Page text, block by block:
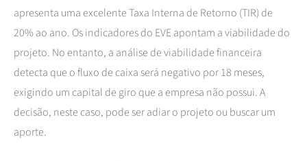
apresenta uma excelente Taxa Interna de Retorno (TIR) de
20% ao ano. Os indicadores do EVE apontam a viabilidade do
projeto. No entanto, a análise de viabilidade financeira
detecta que o fluxo de caixa será negativo por 18 meses,
exigindo um capital de giro que a empresa não possui. A
decisão, neste caso, pode ser adiar o projeto ou buscar um
aporte.